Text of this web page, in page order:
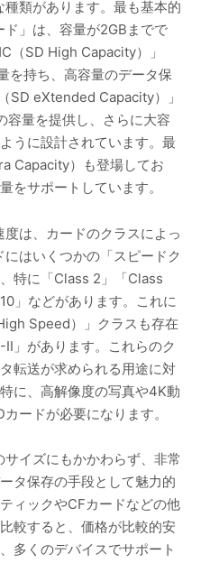
類があります。最も基本的
」は、容量が2GBまでで
（SD High Capacity）」
を持ち、高容量のデータ保
SD eXtended Capacity）」
容量を提供し、さらに大容
うに設計されています。最
Capacity）も登場してお
をサポートしています。
は、カードのクラスによっ
はいくつかの「スピードク
特に「Class 2」「Class
」などがあります。これに
Speed）」クラスも存在
」があります。これらのク
転送が求められる用途に対
に、高解像度の写真や4K動
ードが必要になります。
イズにもかかわらず、非常
タ保存の手段として魅力的
ィックやCFカードなどの他
較すると、価格が比較的安
多くのデバイスでサポート